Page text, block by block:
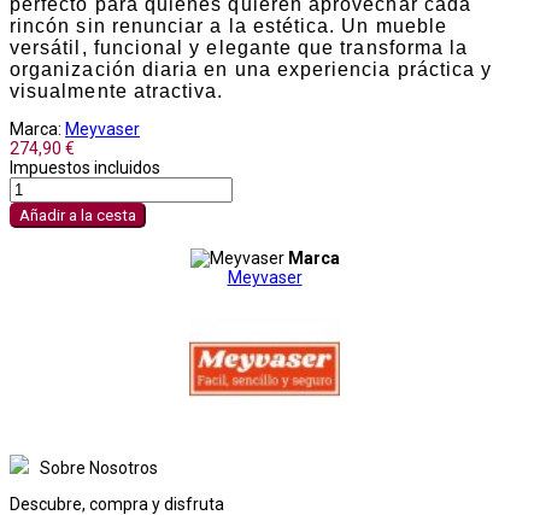
perfecto para quienes quieren aprovechar cada
rincón sin renunciar a la estética. Un mueble
versátil, funcional y elegante que transforma la
organización diaria en una experiencia práctica y
visualmente atractiva.
Marca: Meyvaser
274,90 €
Impuestos incluidos
Añadir a la cesta
Marca
Meyvaser
Sobre Nosotros
Descubre, compra y disfruta